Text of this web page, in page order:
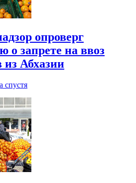
опроверг
о запрете на ввоз
из Абхазии
спустя